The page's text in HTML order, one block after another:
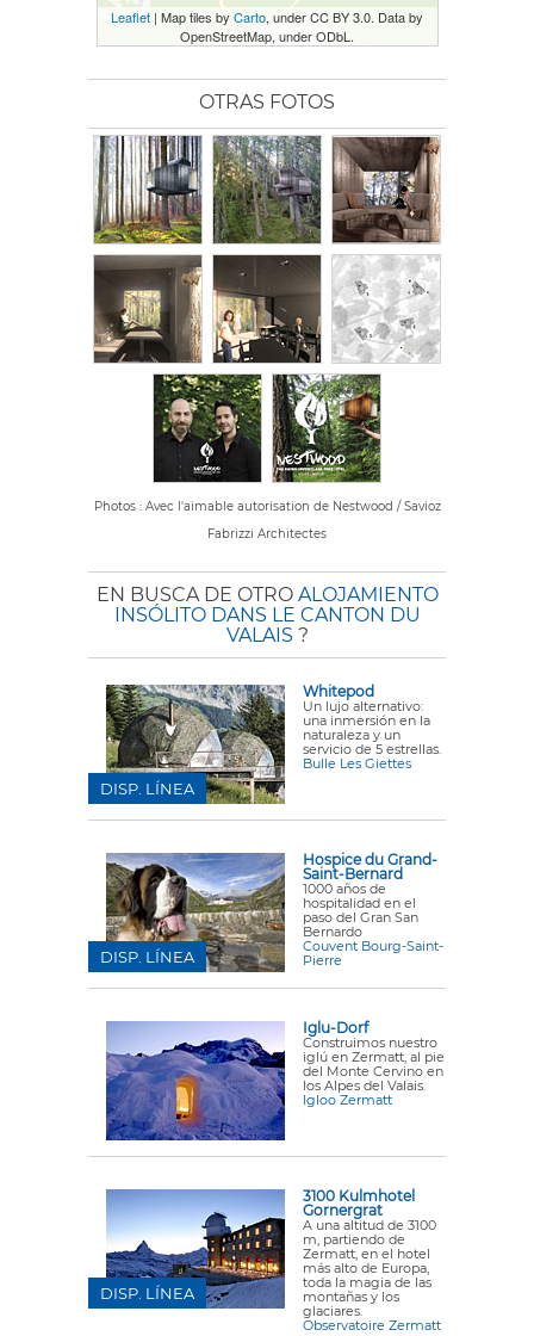
Leaflet | Map tiles by Carto, under CC BY 3.0. Data by
OpenStreetMap, under ODbL.
OTRAS FOTOS
Photos : Avec l'aimable autorisation de Nestwood / Savioz
Fabrizzi Architectes
EN BUSCA DE OTRO ALOJAMIENTO
INSÓLITO DANS LE CANTON DU
VALAIS ?
Whitepod
Un lujo alternativo:
una inmersión en la
naturaleza y un
servicio de 5 estrellas.
Bulle Les Giettes
DISP. LÍNEA
Hospice du Grand-
Saint-Bernard
1000 años de
hospitalidad en el
paso del Gran San
Bernardo
Couvent Bourg-Saint-
Pierre
DISP. LÍNEA
Iglu-Dorf
Construimos nuestro
iglú en Zermatt, al pie
del Monte Cervino en
los Alpes del Valais.
Igloo Zermatt
3100 Kulmhotel
Gornergrat
A una altitud de 3100
m, partiendo de
Zermatt, en el hotel
más alto de Europa,
toda la magia de las
montañas y los
glaciares.
Observatoire Zermatt
DISP. LÍNEA